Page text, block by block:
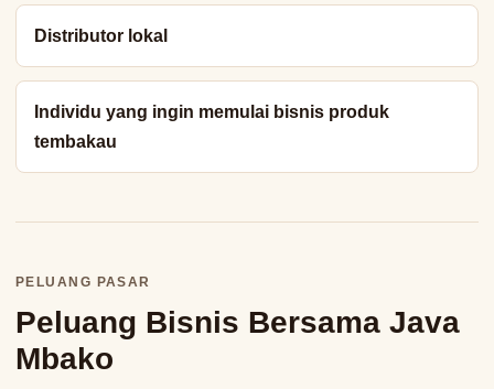
Distributor lokal
Individu yang ingin memulai bisnis produk
tembakau
PELUANG PASAR
Peluang Bisnis Bersama Java
Mbako